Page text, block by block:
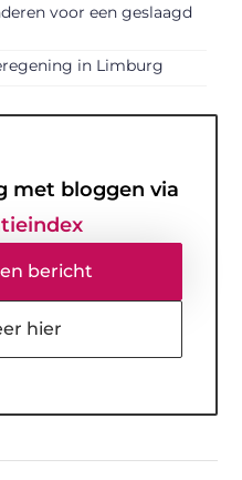
voor een geslaagd
in Limburg
met bloggen via
bericht
hier